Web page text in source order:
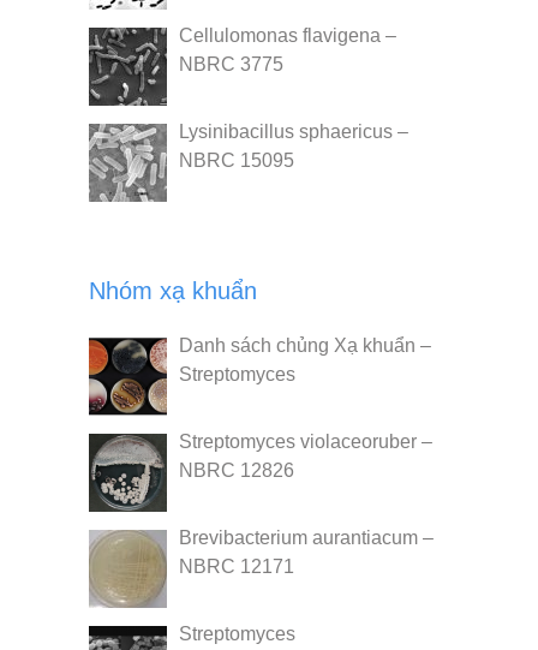
Cellulomonas flavigena –
NBRC 3775
Lysinibacillus sphaericus –
NBRC 15095
Nhóm xạ khuẩn
Danh sách chủng Xạ khuẩn –
Streptomyces
Streptomyces violaceoruber –
NBRC 12826
Brevibacterium aurantiacum –
NBRC 12171
Streptomyces